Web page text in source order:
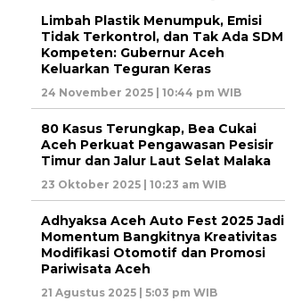
Limbah Plastik Menumpuk, Emisi
Tidak Terkontrol, dan Tak Ada SDM
Kompeten: Gubernur Aceh
Keluarkan Teguran Keras
24 November 2025 | 10:44 pm WIB
80 Kasus Terungkap, Bea Cukai
Aceh Perkuat Pengawasan Pesisir
Timur dan Jalur Laut Selat Malaka
23 Oktober 2025 | 10:23 am WIB
Adhyaksa Aceh Auto Fest 2025 Jadi
Momentum Bangkitnya Kreativitas
Modifikasi Otomotif dan Promosi
Pariwisata Aceh
21 Agustus 2025 | 5:03 pm WIB